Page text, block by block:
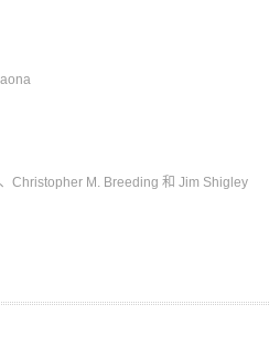
Christopher M. Breeding 和 Jim Shigley